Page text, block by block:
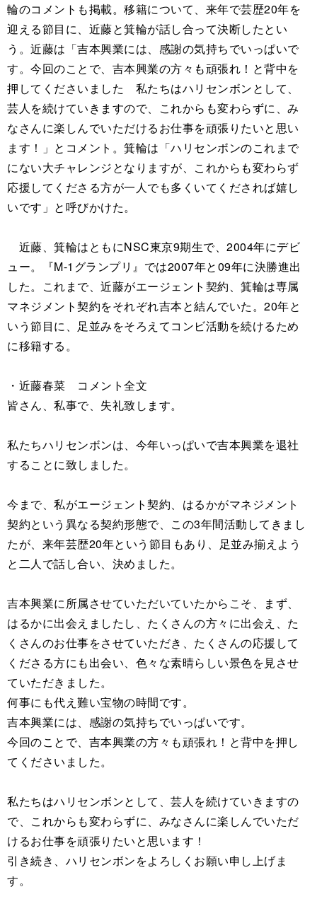
輪のコメントも掲載。移籍について、来年で芸歴20年を
迎える節目に、近藤と箕輪が話し合って決断したとい
う。近藤は「吉本興業には、感謝の気持ちでいっぱいで
す。今回のことで、吉本興業の方々も頑張れ！と背中を
押してくださいました 私たちはハリセンボンとして、
芸人を続けていきますので、これからも変わらずに、み
なさんに楽しんでいただけるお仕事を頑張りたいと思い
ます！」とコメント。箕輪は「ハリセンボンのこれまで
にない大チャレンジとなりますが、これからも変わらず
応援してくださる方が一人でも多くいてくだされば嬉し
いです」と呼びかけた。
近藤、箕輪はともにNSC東京9期生で、2004年にデビ
ュー。『M-1グランプリ』では2007年と09年に決勝進出
した。これまで、近藤がエージェント契約、箕輪は専属
マネジメント契約をそれぞれ吉本と結んでいた。20年と
いう節目に、足並みをそろえてコンビ活動を続けるため
に移籍する。
・近藤春菜 コメント全文
皆さん、私事で、失礼致します。
私たちハリセンボンは、今年いっぱいで吉本興業を退社
することに致しました。
今まで、私がエージェント契約、はるかがマネジメント
契約という異なる契約形態で、この3年間活動してきまし
たが、来年芸歴20年という節目もあり、足並み揃えよう
と二人で話し合い、決めました。
吉本興業に所属させていただいていたからこそ、まず、
はるかに出会えましたし、たくさんの方々に出会え、た
くさんのお仕事をさせていただき、たくさんの応援して
くださる方にも出会い、色々な素晴らしい景色を見させ
ていただきました。
何事にも代え難い宝物の時間です。
吉本興業には、感謝の気持ちでいっぱいです。
今回のことで、吉本興業の方々も頑張れ！と背中を押し
てくださいました。
私たちはハリセンボンとして、芸人を続けていきますの
で、これからも変わらずに、みなさんに楽しんでいただ
けるお仕事を頑張りたいと思います！
引き続き、ハリセンボンをよろしくお願い申し上げま
す。